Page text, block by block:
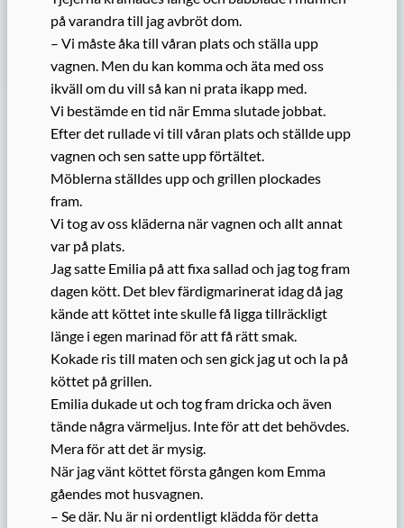
på varandra till jag avbröt dom.
– Vi måste åka till våran plats och ställa upp
vagnen. Men du kan komma och äta med oss
ikväll om du vill så kan ni prata ikapp med.
Vi bestämde en tid när Emma slutade jobbat.
Efter det rullade vi till våran plats och ställde upp
vagnen och sen satte upp förtältet.
Möblerna ställdes upp och grillen plockades
fram.
Vi tog av oss kläderna när vagnen och allt annat
var på plats.
Jag satte Emilia på att fixa sallad och jag tog fram
dagen kött. Det blev färdigmarinerat idag då jag
kände att köttet inte skulle få ligga tillräckligt
länge i egen marinad för att få rätt smak.
Kokade ris till maten och sen gick jag ut och la på
köttet på grillen.
Emilia dukade ut och tog fram dricka och även
tände några värmeljus. Inte för att det behövdes.
Mera för att det är mysig.
När jag vänt köttet första gången kom Emma
gåendes mot husvagnen.
– Se där. Nu är ni ordentligt klädda för detta